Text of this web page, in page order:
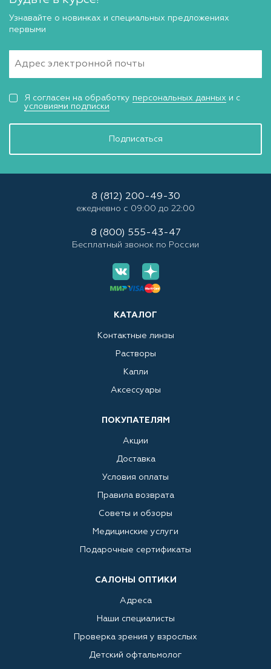
Узнавайте о новинках и специальных предложениях
первыми
Подписаться
Я согласен на обработку персональных данных и с
условиями подписки
КАТАЛОГ
Контактные линзы
Растворы
Капли
Аксессуары
ПОКУПАТЕЛЯМ
Акции
Доставка
Условия оплаты
Правила возврата
Советы и обзоры
Медицинские услуги
Подарочные сертификаты
САЛОНЫ ОПТИКИ
Адреса
Наши специалисты
Проверка зрения у взрослых
Детский офтальмолог
8 (812) 200-49-30
ежедневно с 09:00 до 22:00
8 (800) 555-43-47
Бесплатный звонок по России